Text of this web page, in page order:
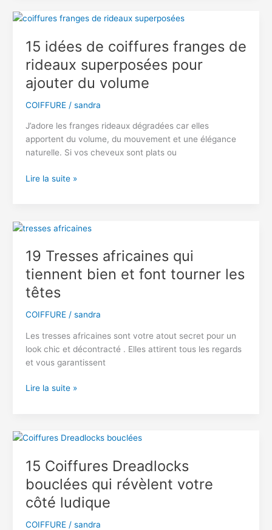
qui
les
cheveux
place
15 idées de coiffures franges de
rideaux superposées pour
ajouter du volume
COIFFURE/ sandra
J’adore les franges rideaux dégradées car elles
apportent du volume, du mouvement et une élégance
naturelle. Si vos cheveux sont plats ou
15
franges
rideaux
superposées
pour
ajouter
du
Lire la suite »
19 Tresses africaines qui
tiennent bien et font tourner les
têtes
COIFFURE/ sandra
Les tresses africaines sont votre atout secret pour un
look chic et décontracté . Elles attirent tous les regards
et vous garantissent
19
tiennent
font
tourner
les
têtes
Lire la suite »
15 Coiffures Dreadlocks
bouclées qui révèlent votre
côté ludique
COIFFURE/ sandra